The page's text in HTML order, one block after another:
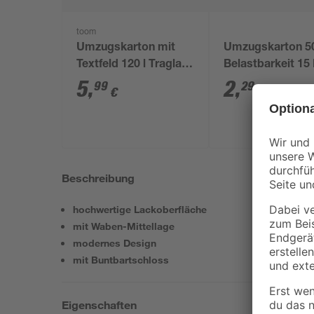
toom
Umzugskarton mit
Textfeld 120 l Traglast
50 kg
5,99 €
Umzugskarton
Belastbarkeit 15
2,29
Beschreibung
hochwertige Lackoberfläche
mit Waben-Mittellage
modernes Design
mit Buntbartschloss
Eigenschaften